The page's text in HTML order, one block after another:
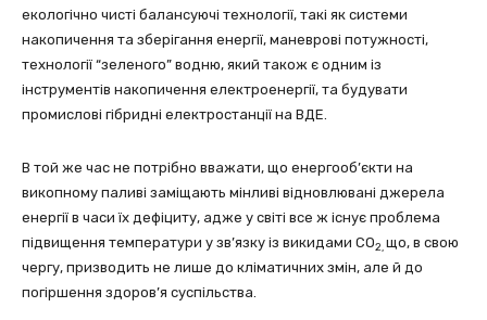
екологічно чисті балансуючі технології, такі як системи
накопичення та зберігання енергії, маневрові потужності,
технології “зеленого” водню, який також є одним із
інструментів накопичення електроенергії, та будувати
промислові гібридні електростанції на ВДЕ.
В той же час не потрібно вважати, що енергооб’єкти на
викопному паливі заміщають мінливі відновлювані джерела
енергії в часи їх дефіциту, адже у світі все ж існує проблема
підвищення температури у зв’язку із викидами СО2, що, в свою
чергу, призводить не лише до кліматичних змін, але й до
погіршення здоров’я суспільства.